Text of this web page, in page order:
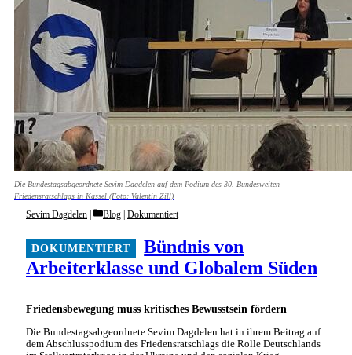
Die Bundestagsabgeordnete Sevim Dagdelen auf dem Podium des 30. Bundesweiten
Friedensratschlags in Kassel (Foto: Valentin Zill)
Friedensbewegung muss kritisches Bewusstsein fördern
Bündnis von
Arbeiterklasse und Globalem Süden
Sevim Dagdelen Categories
Blog Dokumentiert
Die Bundestagsabgeordnete Sevim Dagdelen hat in ihrem Beitrag auf
dem Abschlusspodium des Friedensratschlags die Rolle Deutschlands